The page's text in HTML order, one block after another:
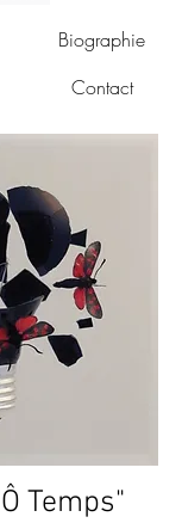
Biographie
Contact
Temps"